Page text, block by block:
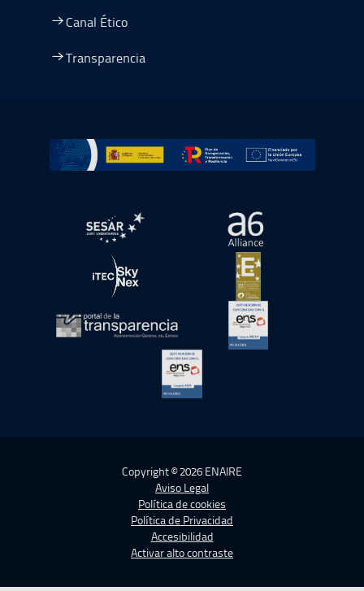
Canal Ético
Transparencia
Ir a Plan de Recuperación, Transformación y
abre en ventana nueva abre en ventana
abre en ventana nueva abre en ventana
abre en ventana nueva
Copyright © 2026 ENAIRE
Aviso Legal
Política de cookies
Política de Privacidad
Accesibilidad
Activar alto contraste